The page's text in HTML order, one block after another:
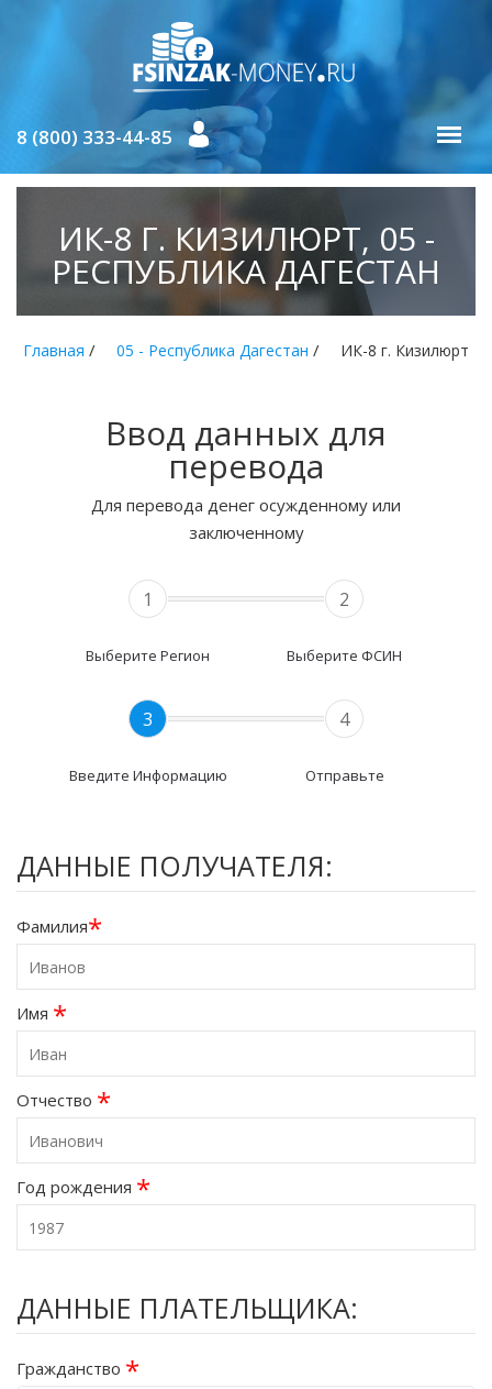
8 (800) 333-44-85
ИК-8 Г. КИЗИЛЮРТ, 05 -
РЕСПУБЛИКА ДАГЕСТАН
Главная / 05 - Республика Дагестан / ИК-8 г. Кизилюрт
Ввод данных для
перевода
Для перевода денег осужденному или
заключенному
1
Выберите Регион
2
Выберите ФСИН
3
Введите Информацию
4
Отправьте
ДАННЫЕ ПОЛУЧАТЕЛЯ:
Фамилия*
Имя *
Отчество *
Год рождения *
ДАННЫЕ ПЛАТЕЛЬЩИКА:
Гражданство *